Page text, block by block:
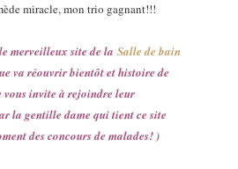
miracle, mon trio gagnant!!!
merveilleux site de la Salle de bain
va réouvrir bientôt et histoire de
vous invite à rejoindre leur
la gentille dame qui tient ce site
des concours de malades! )